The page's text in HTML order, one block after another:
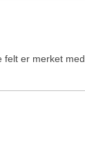
felt er merket med